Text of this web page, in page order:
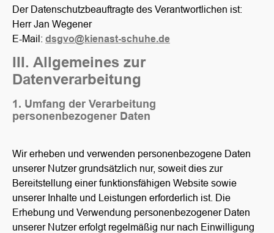
Der Datenschutzbeauftragte des Verantwortlichen ist:
Herr Jan Wegener
E-Mail: dsgvo@kienast-schuhe.de
III. Allgemeines zur
Datenverarbeitung
1. Umfang der Verarbeitung
personenbezogener Daten
Wir erheben und verwenden personenbezogene Daten
unserer Nutzer grundsätzlich nur, soweit dies zur
Bereitstellung einer funktionsfähigen Website sowie
unserer Inhalte und Leistungen erforderlich ist. Die
Erhebung und Verwendung personenbezogener Daten
unserer Nutzer erfolgt regelmäßig nur nach Einwilligung